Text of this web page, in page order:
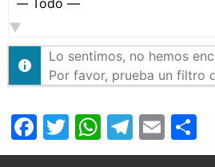
Mostrar:
Lo sentimos, no hemos
Por favor, prueba un filtro
Facebook
Twitter
WhatsApp
Email